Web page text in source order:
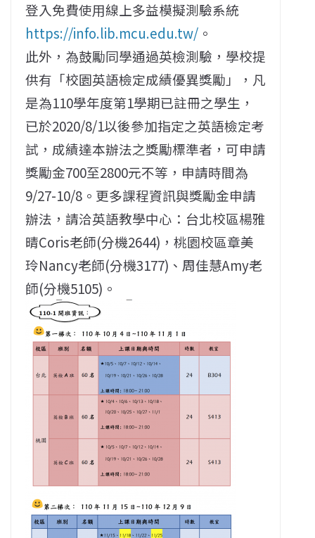
登入免費使用線上多益模擬測驗系統
https://info.lib.mcu.edu.tw/ 。
此外，為鼓勵同學通過英檢測驗，學校提
供有「校園英語檢定成績優異獎勵」，凡
是為110學年度第1學期已註冊之學生，
已於2020/8/1以後參加指定之英語檢定考
試，成績達本辦法之獎勵標準者，可申請
獎勵金700至2800元不等，申請時間為
9/27-10/8。更多課程資訊與獎勵金申請
辦法，請洽英語教學中心：台北校區楊雅
晴Coris老師(分機2644)，桃園校區章美
玲Nancy老師(分機3177)、周佳慧Amy老
師(分機5105)。